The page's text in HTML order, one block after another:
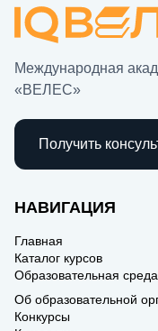
Международная
«ВЕЛЕС»
Получить
НАВИГАЦИЯ
Главная
Каталог курсов
Образовательная среда
Об образовательной
Конкурсы